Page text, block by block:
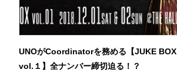
UNOがCoordinatorを務める【JUKE BOX
vol.１】全ナンバー締切迫る！？